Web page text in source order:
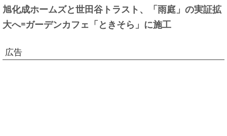
旭化成ホームズと世田谷トラスト、「雨庭」の実証拡
大へ=ガーデンカフェ「ときそら」に施工
広告